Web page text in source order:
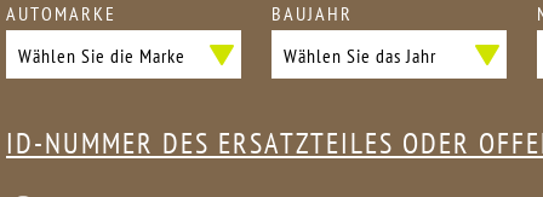
AUTOMARKE BAUJAHR
ID-NUMMER DES ERSATZTEILES ODER